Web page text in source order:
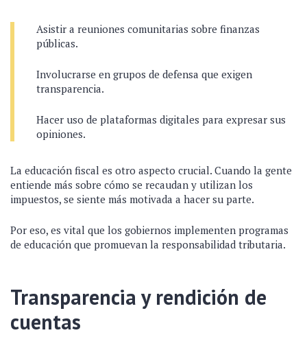
Asistir a reuniones comunitarias sobre finanzas
públicas.
Involucrarse en grupos de defensa que exigen
transparencia.
Hacer uso de plataformas digitales para expresar sus
opiniones.
La educación fiscal es otro aspecto crucial. Cuando la gente
entiende más sobre cómo se recaudan y utilizan los
impuestos, se siente más motivada a hacer su parte.
Por eso, es vital que los gobiernos implementen programas
de educación que promuevan la responsabilidad tributaria.
Transparencia y rendición de
cuentas